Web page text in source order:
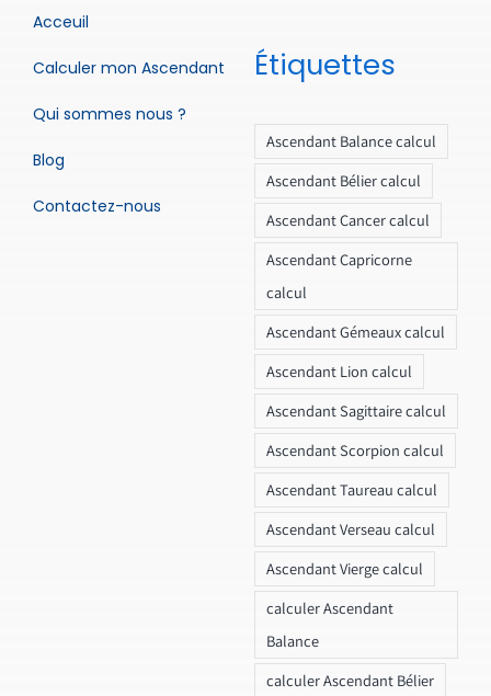
Acceuil
Calculer mon Ascendant
Qui sommes nous ?
Blog
Contactez-nous
Étiquettes
Ascendant Balance calcul
Ascendant Bélier calcul
Ascendant Cancer calcul
Ascendant Capricorne
calcul
Ascendant Gémeaux calcul
Ascendant Lion calcul
Ascendant Sagittaire calcul
Ascendant Scorpion calcul
Ascendant Taureau calcul
Ascendant Verseau calcul
Ascendant Vierge calcul
calculer Ascendant
Balance
calculer Ascendant Bélier